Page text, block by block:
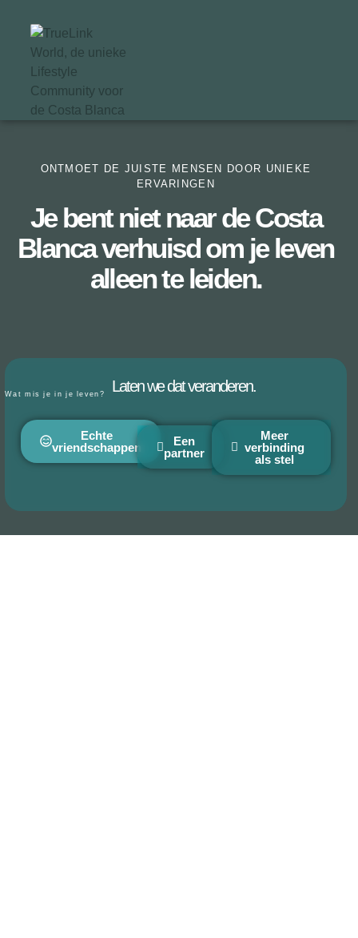
ONTMOET DE JUISTE MENSEN DOOR UNIEKE
ERVARINGEN
Je bent niet naar de Costa
Blanca verhuisd om je leven
alleen te leiden.
Laten we dat veranderen.
Wat mis je in je leven?
Echte
vriendschappen
Een
partner
Meer
verbinding
als stel